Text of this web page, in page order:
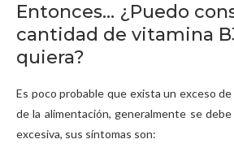
Entonces… ¿Puedo
cantidad de vitamina
quiera?
Es poco probable que exista un exceso
de la alimentación, generalmente se
excesiva, sus síntomas son: